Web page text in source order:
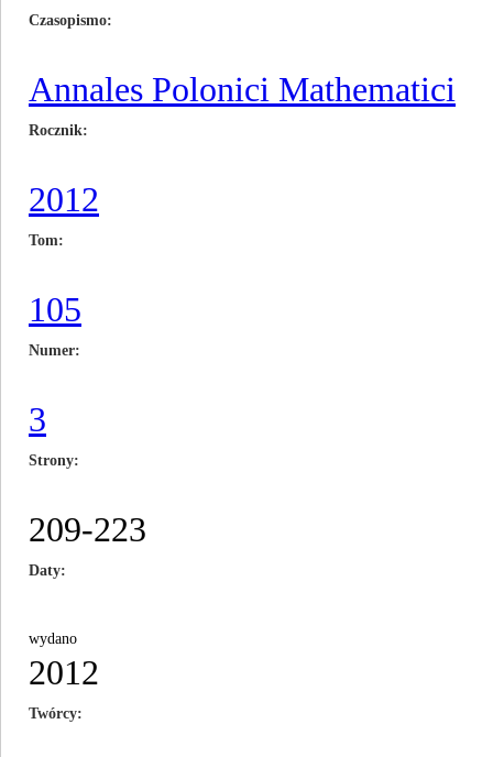
Czasopismo
Annales Polonici Mathematici
Rocznik
2012
Tom
105
Numer
3
Strony
209-223
Daty
wydano
2012
Twórcy